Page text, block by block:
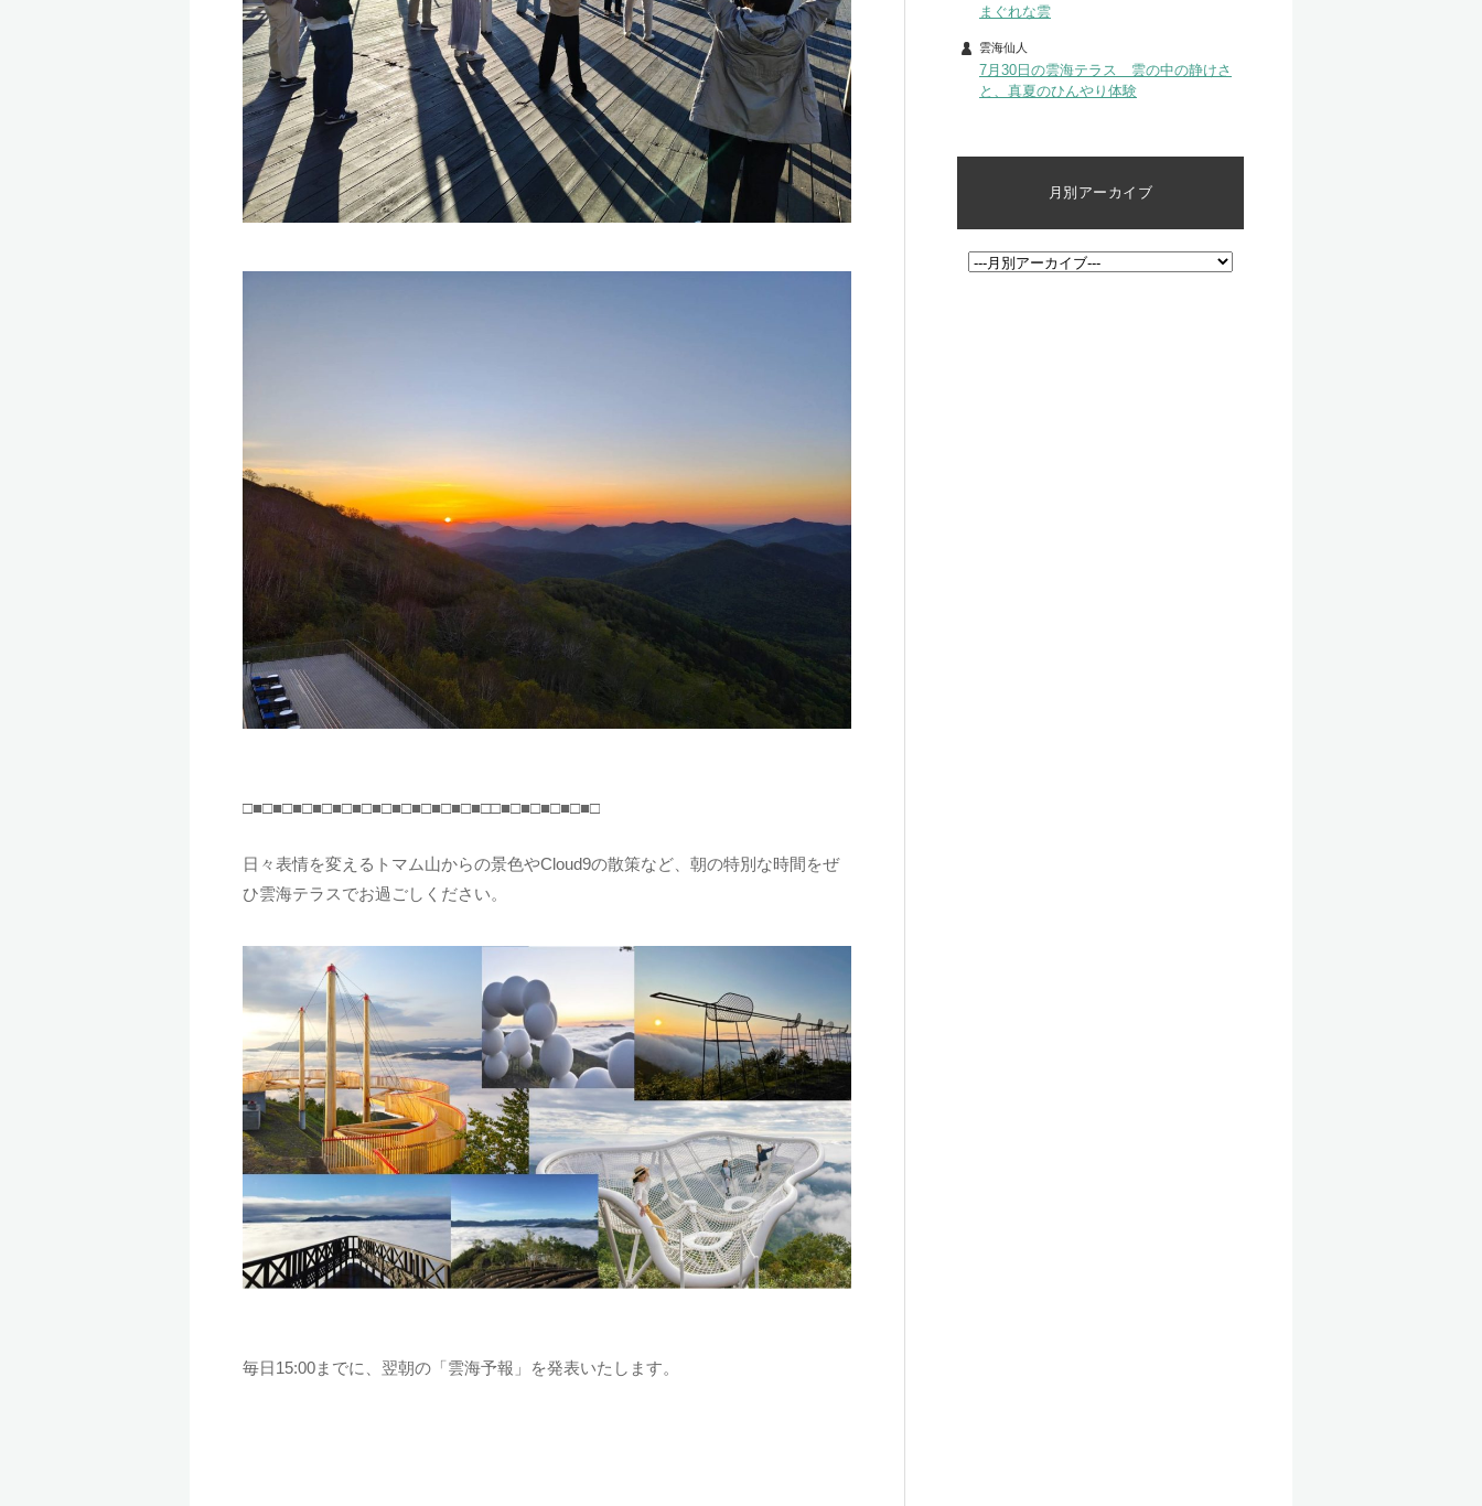
□■□■□■□■□■□■□■□■□■□■□■□■□□■□■□■□■□■□
日々表情を変えるトマム山からの景色やCloud9の散策など、朝の特別な時間をぜ
ひ雲海テラスでお過ごしください。
毎日15:00までに、翌朝の「雲海予報」を発表いたします。
まぐれな雲
雲海仙人
7月30日の雲海テラス 雲の中の静けさ
と、真夏のひんやり体験
月別アーカイブ